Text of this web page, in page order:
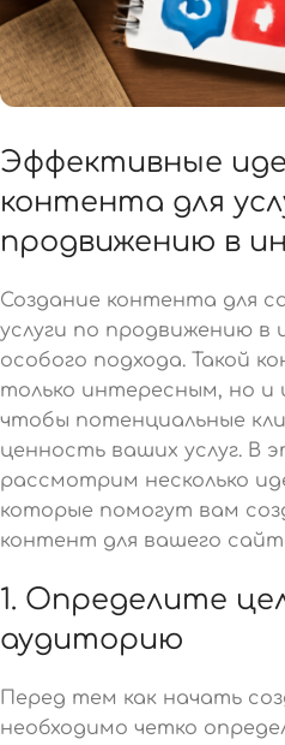
Эффективные
контента для
продвижению в
Создание контента для
услуги по продвижению
особого подхода. Такой
только интересным, но
чтобы потенциальные
ценность ваших услуг. В
рассмотрим несколько
которые помогут вам
контент для вашего
1. Определите
аудиторию
Перед тем как начать
необходимо четко